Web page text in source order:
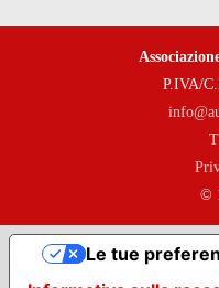
P.IVA/
©
Le tue